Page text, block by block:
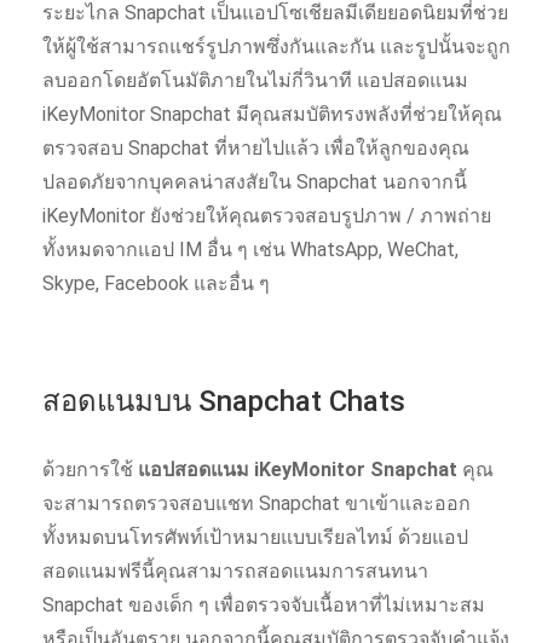
ระยะไกล Snapchat เป็นแอปโซเชียลมีเดียยอดนิยมที่ช่วย
ให้ผู้ใช้สามารถแชร์รูปภาพซึ่งกันและกัน และรูปนั้นจะถูก
ลบออกโดยอัตโนมัติภายในไม่กี่วินาที แอปสอดแนม
iKeyMonitor Snapchat มีคุณสมบัติทรงพลังที่ช่วยให้คุณ
ตรวจสอบ Snapchat ที่หายไปแล้ว เพื่อให้ลูกของคุณ
ปลอดภัยจากบุคคลน่าสงสัยใน Snapchat นอกจากนี้
iKeyMonitor ยังช่วยให้คุณตรวจสอบรูปภาพ / ภาพถ่าย
ทั้งหมดจากแอป IM อื่น ๆ เช่น WhatsApp, WeChat,
Skype, Facebook และอื่น ๆ
สอดแนมบน Snapchat Chats
ด้วยการใช้ แอปสอดแนม iKeyMonitor Snapchat คุณ
จะสามารถตรวจสอบแชท Snapchat ขาเข้าและออก
ทั้งหมดบนโทรศัพท์เป้าหมายแบบเรียลไทม์ ด้วยแอป
สอดแนมฟรีนี้คุณสามารถสอดแนมการสนทนา
Snapchat ของเด็ก ๆ เพื่อตรวจจับเนื้อหาที่ไม่เหมาะสม